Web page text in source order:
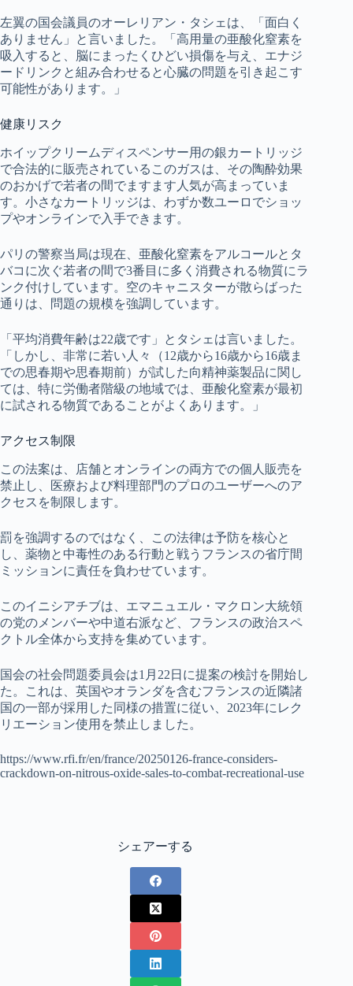
左翼の国会議員のオーレリアン・タシェは、「面白く
ありません」と言いました。「高用量の亜酸化窒素を
吸入すると、脳にまったくひどい損傷を与え、エナジ
ードリンクと組み合わせると心臓の問題を引き起こす
可能性があります。」
健康リスク
ホイップクリームディスペンサー用の銀カートリッジ
で合法的に販売されているこのガスは、その陶酔効果
のおかげで若者の間でますます人気が高まっていま
す。小さなカートリッジは、わずか数ユーロでショッ
プやオンラインで入手できます。
パリの警察当局は現在、亜酸化窒素をアルコールとタ
バコに次ぐ若者の間で3番目に多く消費される物質にラ
ンク付けしています。空のキャニスターが散らばった
通りは、問題の規模を強調しています。
「平均消費年齢は22歳です」とタシェは言いました。
「しかし、非常に若い人々（12歳から16歳から16歳ま
での思春期や思春期前）が試した向精神薬製品に関し
ては、特に労働者階級の地域では、亜酸化窒素が最初
に試される物質であることがよくあります。」
アクセス制限
この法案は、店舗とオンラインの両方での個人販売を
禁止し、医療および料理部門のプロのユーザーへのア
クセスを制限します。
罰を強調するのではなく、この法律は予防を核心と
し、薬物と中毒性のある行動と戦うフランスの省庁間
ミッションに責任を負わせています。
このイニシアチブは、エマニュエル・マクロン大統領
の党のメンバーや中道右派など、フランスの政治スペ
クトル全体から支持を集めています。
国会の社会問題委員会は1月22日に提案の検討を開始し
た。これは、英国やオランダを含むフランスの近隣諸
国の一部が採用した同様の措置に従い、2023年にレク
リエーション使用を禁止しました。
https://www.rfi.fr/en/france/20250126-france-considers-
crackdown-on-nitrous-oxide-sales-to-combat-recreational-use
シェアーする